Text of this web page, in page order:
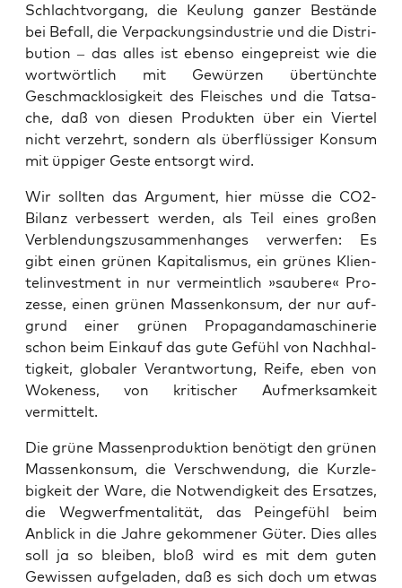
Schlacht­vor­gang, die Keu­lung gan­zer Bestän­de
bei Befall, die Ver­pa­ckungs­in­dus­trie und die Dis­tri­
bu­ti­on – das alles ist eben­so ein­ge­preist wie die
wort­wört­lich mit Gewür­zen über­tünch­te
Geschmack­lo­sig­keit des Flei­sches und die Tat­sa­
che, daß von die­sen Pro­duk­ten über ein Vier­tel
nicht ver­zehrt, son­dern als über­flüs­si­ger Kon­sum
mit üppi­ger Ges­te ent­sorgt wird.
Wir soll­ten das Argu­ment, hier müs­se die CO2-
Bilanz ver­bes­sert wer­den, als Teil eines gro­ßen
Ver­blen­dungs­zu­sam­men­han­ges ver­wer­fen: Es
gibt einen grü­nen Kapi­ta­lis­mus, ein grü­nes Kli­en­
tel­in­vest­ment in nur ver­meint­lich »sau­be­re« Pro­
zes­se, einen grü­nen Mas­sen­kon­sum, der nur auf­
grund einer grü­nen Pro­pa­gan­da­ma­schi­ne­rie
schon beim Ein­kauf das gute Gefühl von Nach­hal­
tig­keit, glo­ba­ler Ver­ant­wor­tung, Rei­fe, eben von
Woke­ness, von kri­ti­scher Auf­merk­sam­keit
vermittelt.
Die grü­ne Mas­sen­pro­duk­ti­on benö­tigt den grü­nen
Mas­sen­kon­sum, die Ver­schwen­dung, die Kurz­le­
big­keit der Ware, die Not­wen­dig­keit des Ersat­zes,
die Weg­werf­men­ta­li­tät, das Pein­ge­fühl beim
Anblick in die Jah­re gekom­me­ner Güter. Dies alles
soll ja so blei­ben, bloß wird es mit dem guten
Gewis­sen auf­ge­la­den, daß es sich doch um etwas